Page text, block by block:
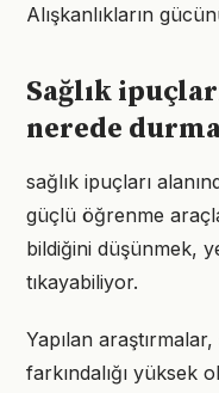
Alışkanlıkların
Sağlık
nerede
sağlık ipuçları
güçlü öğrenme
bildiğini düşünmek,
tıkayabiliyor.
Yapılan
farkındalığı yüksek